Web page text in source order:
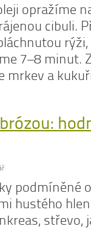
opražíme
cibuli.
7–8 minut.
mrkev a
podmíněné
hustého
střevo,